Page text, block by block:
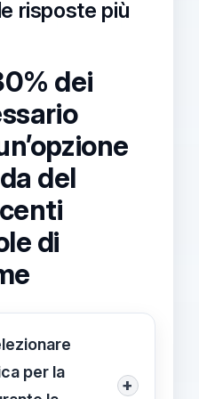
risposte più
dei
del
di
per la
+